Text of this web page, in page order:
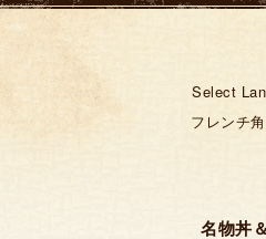
Select
フレンチ
名物丼